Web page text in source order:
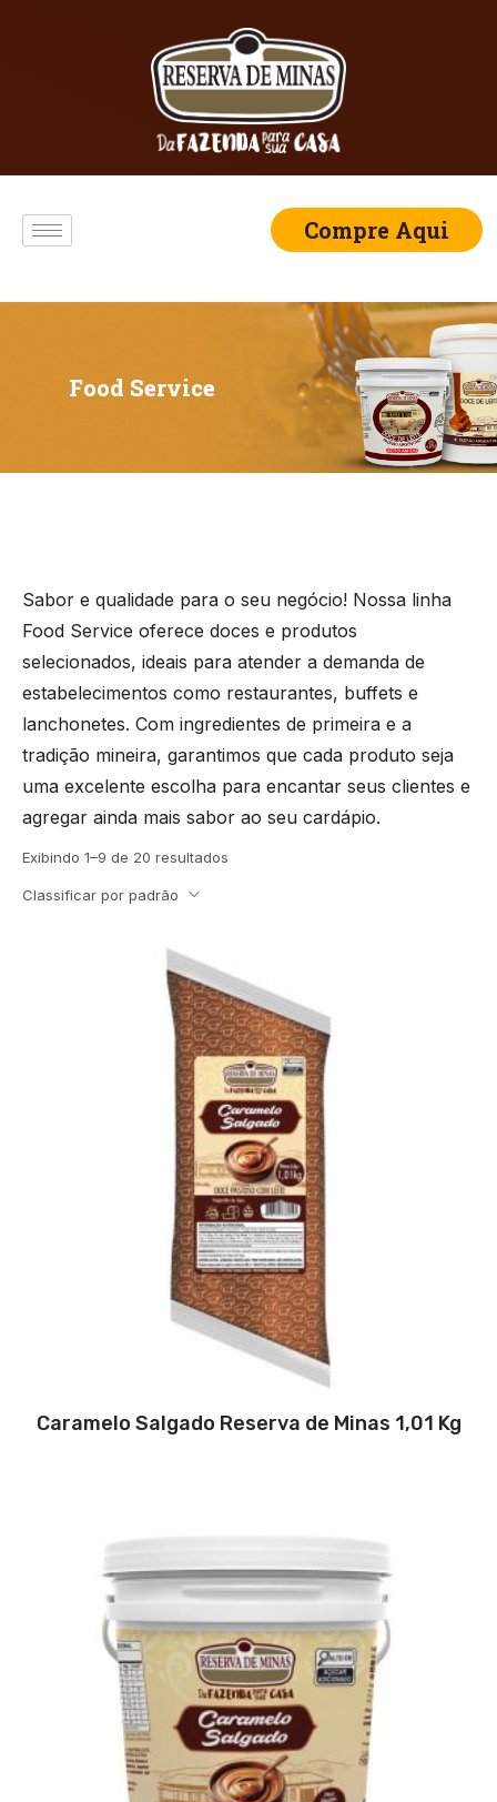
Compre Aqui
Food Service
Sabor e qualidade para o seu negócio! Nossa linha
Food Service oferece doces e produtos
selecionados, ideais para atender a demanda de
estabelecimentos como restaurantes, buffets e
lanchonetes. Com ingredientes de primeira e a
tradição mineira, garantimos que cada produto seja
uma excelente escolha para encantar seus clientes e
agregar ainda mais sabor ao seu cardápio.
Exibindo 1–9 de 20 resultados
Classificar por padrão
Caramelo Salgado Reserva de Minas 1,01 Kg